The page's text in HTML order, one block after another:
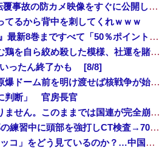
【悲報】Q：なぜ辺野古転覆事故の防カメ映像をすぐに公開しなかったのか？ → 玉城デニー知事の衝撃の回答がコチラ → ｗｗｗｗｗｗｗｗｗｗｗｗｗｗ...
てるから背中を刺してくれｗｗｗ
『炎の闘球女 ドッジ弾子』最新8巻まですべて「50％ポイント還元」セール！3,505円分返ってくる！先月発売の新刊も対象！アニメ放送中！名前が下...
フジテレビが金の卵を産む鶏を自ら絞め殺した模様、社運を賭けたドル箱コンテンツが御蔵入りになってしまい……
いったん終了かも [8/8]
【は？】極左団体さん「原爆ドーム前を明け渡せば核戦争が始まる！」→ 観衆のマジレスが鋭すぎるとネットで話題に → ｗｗｗｗｗｗｗｗｗｗｗｗ
判断」 官房長官
国連事務総長「お金がありません。このままでは国連が完全崩壊します。助けて下さい」
【速報】中2男子、野球部の練習中に頭部を強打しCT検査→70代医師「問題ないです」→中学生死亡「他人のCT画像みてました」
日本人はBYDの軽EV「ラッコ」をどう見ているのか？…中国メディア！